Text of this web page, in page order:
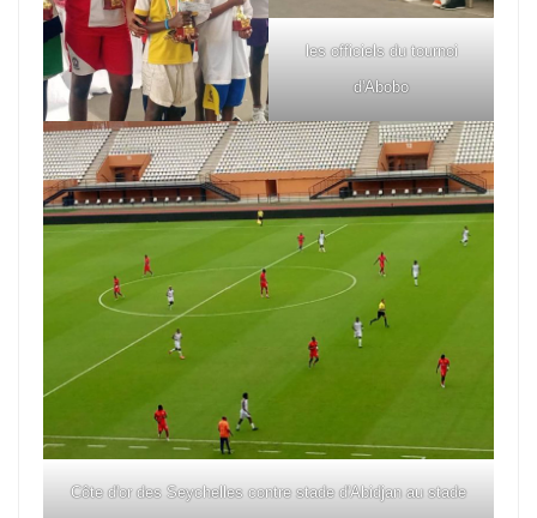
les officiels du tournoi
d'Abobo
Côte d'or des Seychelles contre stade d'Abidjan au stade